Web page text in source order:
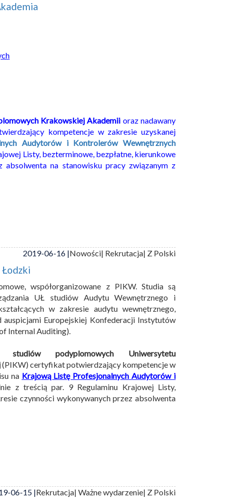
Krakowskiej Akademii oraz nadawany
kompetencje w zakresie uzyskanej
Audytorów i Kontrolerów Wewnętrznych
Listy, bezterminowe, bezpłatne, kierunkowe
absolwenta na stanowisku pracy związanym z
2019-06-16 |Nowości| Rekrutacja| Z Polski
współorganizowane z PIKW. Studia są
UŁ studiów Audytu Wewnętrznego i
w zakresie audytu wewnętrznego,
Europejskiej Konfederacji Instytutów
Internal Auditing).
studiów podyplomowych Uniwersytetu
(PIKW) certyfikat potwierdzający kompetencje w
na Krajową Listę Profesjonalnych Audytorów i
z treścią par. 9 Regulaminu Krajowej Listy,
czynności wykonywanych przez absolwenta
06-15 |Rekrutacja| Ważne wydarzenie| Z Polski